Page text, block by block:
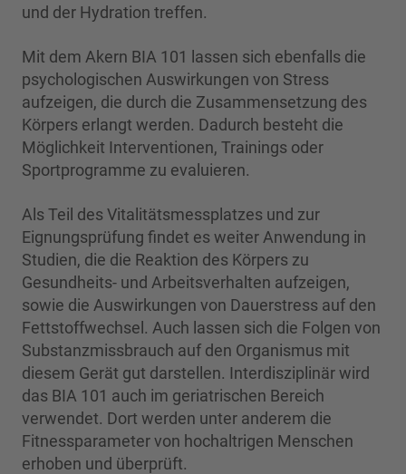
und der Hydration treffen.
Mit dem Akern BIA 101 lassen sich ebenfalls die
psychologischen Auswirkungen von Stress
aufzeigen, die durch die Zusammensetzung des
Körpers erlangt werden. Dadurch besteht die
Möglichkeit Interventionen, Trainings oder
Sportprogramme zu evaluieren.
Als Teil des Vitalitätsmessplatzes und zur
Eignungsprüfung findet es weiter Anwendung in
Studien, die die Reaktion des Körpers zu
Gesundheits- und Arbeitsverhalten aufzeigen,
sowie die Auswirkungen von Dauerstress auf den
Fettstoffwechsel. Auch lassen sich die Folgen von
Substanzmissbrauch auf den Organismus mit
diesem Gerät gut darstellen. Interdisziplinär wird
das BIA 101 auch im geriatrischen Bereich
verwendet. Dort werden unter anderem die
Fitnessparameter von hochaltrigen Menschen
erhoben und überprüft.